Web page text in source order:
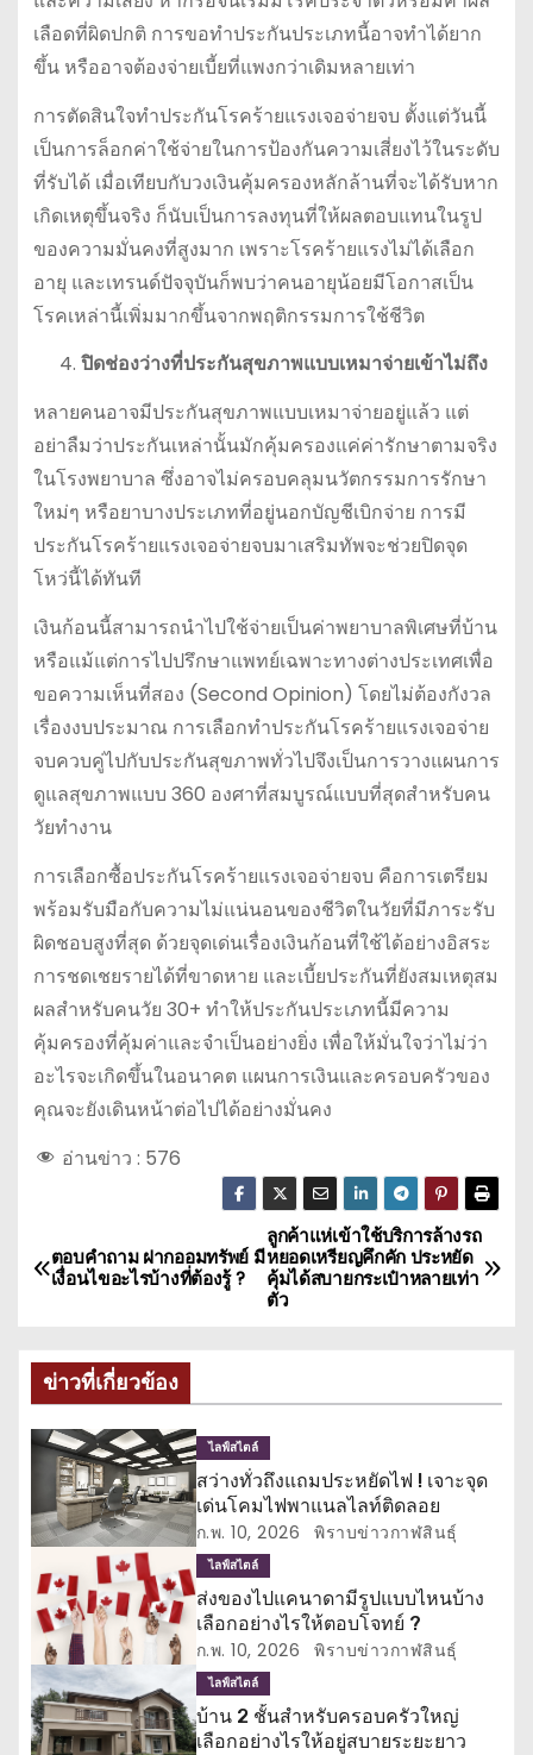
เลือดที่ผิดปกติ การขอทำประกันประเภทนี้อาจทำได้ยาก
ขึ้น หรืออาจต้องจ่ายเบี้ยที่แพงกว่าเดิมหลายเท่า
การตัดสินใจทำประกันโรคร้ายแรงเจอจ่ายจบ ตั้งแต่วันนี้
เป็นการล็อกค่าใช้จ่ายในการป้องกันความเสี่ยงไว้ในระดับ
ที่รับได้ เมื่อเทียบกับวงเงินคุ้มครองหลักล้านที่จะได้รับหาก
เกิดเหตุขึ้นจริง ก็นับเป็นการลงทุนที่ให้ผลตอบแทนในรูป
ของความมั่นคงที่สูงมาก เพราะโรคร้ายแรงไม่ได้เลือก
อายุ และเทรนด์ปัจจุบันก็พบว่าคนอายุน้อยมีโอกาสเป็น
โรคเหล่านี้เพิ่มมากขึ้นจากพฤติกรรมการใช้ชีวิต
ปิดช่องว่างที่ประกันสุขภาพแบบเหมาจ่ายเข้าไม่ถึง
หลายคนอาจมีประกันสุขภาพแบบเหมาจ่ายอยู่แล้ว แต่
อย่าลืมว่าประกันเหล่านั้นมักคุ้มครองแค่ค่ารักษาตามจริง
ในโรงพยาบาล ซึ่งอาจไม่ครอบคลุมนวัตกรรมการรักษา
ใหม่ๆ หรือยาบางประเภทที่อยู่นอกบัญชีเบิกจ่าย การมี
ประกันโรคร้ายแรงเจอจ่ายจบมาเสริมทัพจะช่วยปิดจุด
โหว่นี้ได้ทันที
เงินก้อนนี้สามารถนำไปใช้จ่ายเป็นค่าพยาบาลพิเศษที่บ้าน
หรือแม้แต่การไปปรึกษาแพทย์เฉพาะทางต่างประเทศเพื่อ
ขอความเห็นที่สอง (Second Opinion) โดยไม่ต้องกังวล
เรื่องงบประมาณ การเลือกทำประกันโรคร้ายแรงเจอจ่าย
จบควบคู่ไปกับประกันสุขภาพทั่วไปจึงเป็นการวางแผนการ
ดูแลสุขภาพแบบ 360 องศาที่สมบูรณ์แบบที่สุดสำหรับคน
วัยทำงาน
การเลือกซื้อประกันโรคร้ายแรงเจอจ่ายจบ คือการเตรียม
พร้อมรับมือกับความไม่แน่นอนของชีวิตในวัยที่มีภาระรับ
ผิดชอบสูงที่สุด ด้วยจุดเด่นเรื่องเงินก้อนที่ใช้ได้อย่างอิสระ
การชดเชยรายได้ที่ขาดหาย และเบี้ยประกันที่ยังสมเหตุสม
ผลสำหรับคนวัย 30+ ทำให้ประกันประเภทนี้มีความ
คุ้มครองที่คุ้มค่าและจำเป็นอย่างยิ่ง เพื่อให้มั่นใจว่าไม่ว่า
อะไรจะเกิดขึ้นในอนาคต แผนการเงินและครอบครัวของ
คุณจะยังเดินหน้าต่อไปได้อย่างมั่นคง
อ่านข่าว : 576
แ
น
แ
น
ว
เ
รื่
อ
ง
ลูกค้าแห่เข้าใช้บริการล้างรถ
หยอดเหรียญคึกคัก ประหยัด
คุ้มได้สบายกระเป๋าหลายเท่า
ตัว
ตอบคำถาม ฝากออมทรัพย์ มี
เงื่อนไขอะไรบ้างที่ต้องรู้ ?
ข่าวที่เกี่ยวข้อง
ไลฟ์สไตล์
สว่างทั่วถึงแถมประหยัดไฟ ! เจาะจุด
เด่นโคมไฟพาแนลไลท์ติดลอย
ก.พ. 10, 2026 พิราบข่าวกาฬสินธุ์
ไลฟ์สไตล์
ส่งของไปแคนาดามีรูปแบบไหนบ้าง
เลือกอย่างไรให้ตอบโจทย์ ?
ก.พ. 10, 2026 พิราบข่าวกาฬสินธุ์
ไลฟ์สไตล์
บ้าน 2 ชั้นสำหรับครอบครัวใหญ่
เลือกอย่างไรให้อยู่สบายระยะยาว